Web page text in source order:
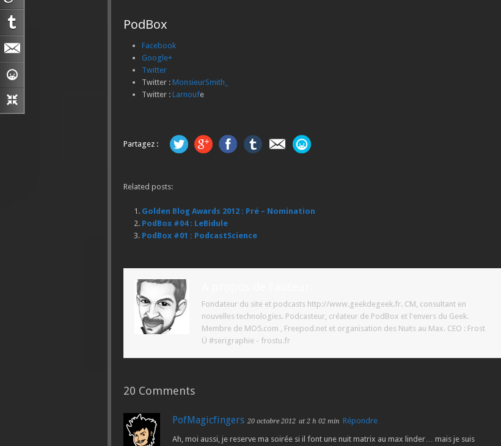
PodBox
Facebook
Google+
Twitter
Twitter : MonsieurSmith_
Twitter : Larnoufe
Partagez :
Related posts:
Golden Blog Awards 2012 : Pré – Nomination
PodBox #04 : LeBidule
PodBox #01 : PodcastScience
Fondateur du site et podcasts http://www.geekdegeek.fr. CM, consultant en
nouvelles technologies. Podcasteur, créateur de PodBox et l'envers du Geek.
Membre de MO5.com , Freepod.net et organisation des Nuits au Max. CEO : Frost
Ü #serigraphie - frostu.fr
20 Comments
PofMagicfingers 20 octobre 2012 at 2 h 02 min Répondre
Ah, moi aussi, je reserve ma soirée si il font une nuit matrix au max linder… mais je suis